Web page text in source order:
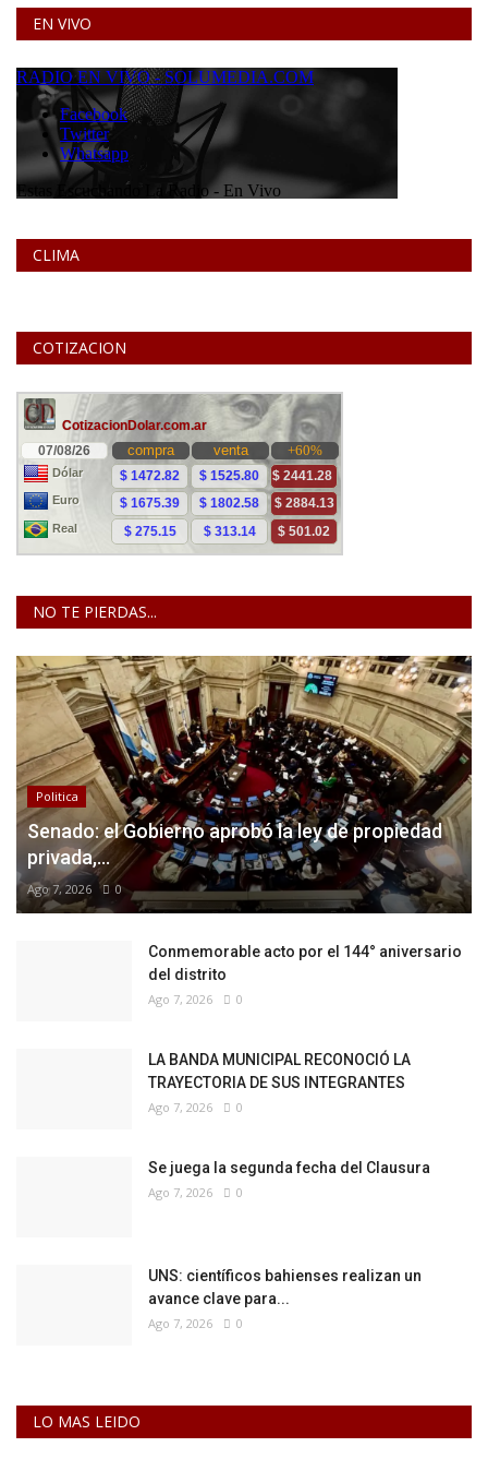
EN VIVO
CLIMA
COTIZACION
NO TE PIERDAS...
Politica
Senado: el Gobierno aprobó la ley de propiedad
privada,...
Ago 7, 2026 0
Conmemorable acto por el 144° aniversario
del distrito
Ago 7, 2026 0
LA BANDA MUNICIPAL RECONOCIÓ LA
TRAYECTORIA DE SUS INTEGRANTES
Ago 7, 2026 0
Se juega la segunda fecha del Clausura
Ago 7, 2026 0
UNS: científicos bahienses realizan un
avance clave para...
Ago 7, 2026 0
LO MAS LEIDO